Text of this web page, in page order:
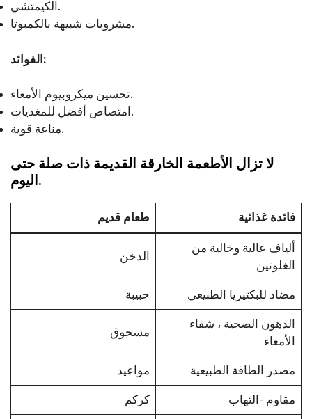
الكيمتشي.
مشروبات شبيهة بالكمبوتا.
الفوائد:
تحسين ميكروبيوم الأمعاء.
امتصاص أفضل للمغذيات.
مناعة قوية.
لا تزال الأطعمة الخارقة القديمة ذات صلة حتى
اليوم.
طعام قديم فائدة غذائية
الدخن
ألياف عالية وخالية من
الغلوتين
حبيبة مضاد للبكتيريا الطبيعي
مسحوق
الدهون الصحية ، شفاء
الأمعاء
مواعيد مصدر الطاقة الطبيعية
كركم مقاوم -التهاب